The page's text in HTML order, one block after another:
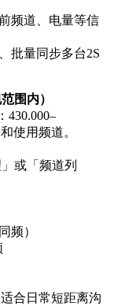
频道、电量等信
批量同步多台2S
围内）
430.000–
使用频道。
或「频道列
频）
合日常短距离沟